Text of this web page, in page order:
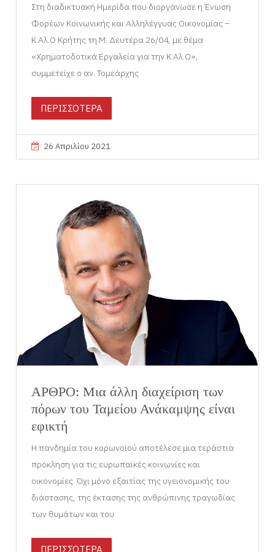
Στη διαδικτυακή Ημερίδα που διοργάνωσε η Ένωση
Φορέων Κοινωνικής και Αλληλέγγυας Οικονομίας –
Κ.Αλ.Ο Κρήτης τη Μ. Δευτέρα 26/04, με θέμα
«Χρηματοδοτικά Εργαλεία για την Κ.Αλ.Ο»,
συμμετείχε ο αν. Τομεάρχης
ΠΕΡΙΣΣΟΤΕΡΑ
26 Απριλίου 2021
ΑΡΘΡΟ: Μια άλλη διαχείριση των
πόρων του Ταμείου Ανάκαμψης είναι
εφικτή
Η πανδημία του κορωνοϊού αποτέλεσε μια τεράστια
πρόκληση για τις ευρωπαϊκές κοινωνίες και
οικονομίες. Όχι μόνο εξαιτίας της υγειονομικής του
διάστασης, της έκτασης της ανθρώπινης τραγωδίας
των θυμάτων και του
ΠΕΡΙΣΣΟΤΕΡΑ